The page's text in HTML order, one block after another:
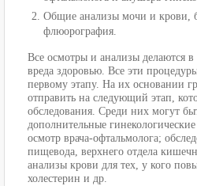
Общие анализы мочи и крови,
флюорография.
Все осмотры и анализы делаются
вреда здоровью. Все эти
первому этапу. На их основании
отправить на следующий этап,
обследования. Среди них могут
дополнительные
осмотр врача-офтальмолога;
пищевода, верхнего отдела
анализы крови для тех, у кого
холестерин и др.